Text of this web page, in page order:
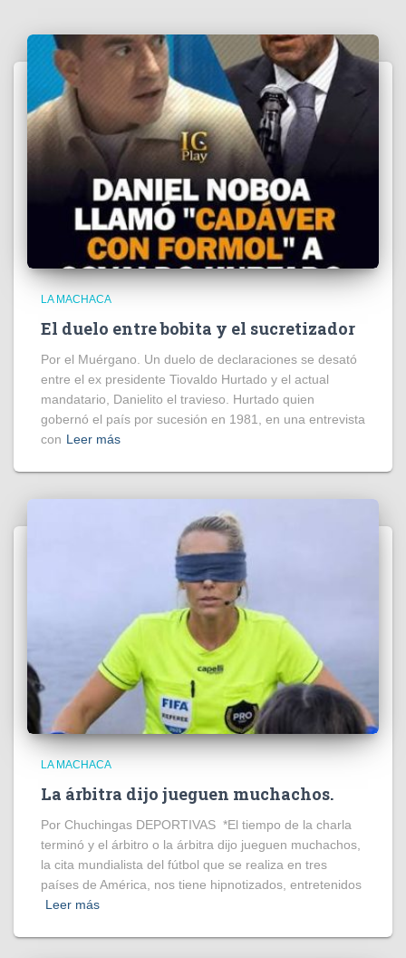
LA MACHACA
El duelo entre bobita y el sucretizador
Por el Muérgano. Un duelo de declaraciones se desató
entre el ex presidente Tiovaldo Hurtado y el actual
mandatario, Danielito el travieso. Hurtado quien
gobernó el país por sucesión en 1981, en una entrevista
con Leer más
LA MACHACA
La árbitra dijo jueguen muchachos.
Por Chuchingas DEPORTIVAS *El tiempo de la charla
terminó y el árbitro o la árbitra dijo jueguen muchachos,
la cita mundialista del fútbol que se realiza en tres
países de América, nos tiene hipnotizados, entretenidos
Leer más